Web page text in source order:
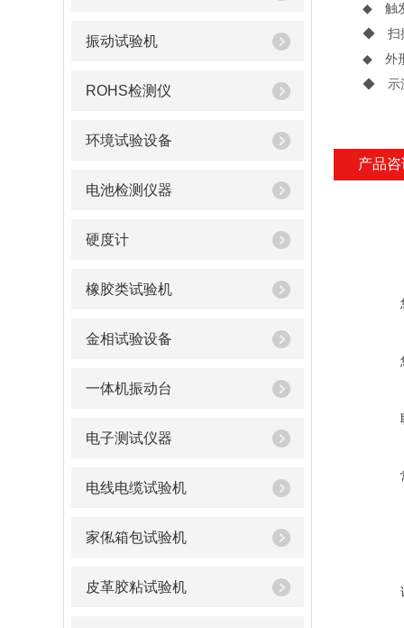
振动试验机
ROHS检测仪
环境试验设备
电池检测仪器
硬度计
橡胶类试验机
金相试验设备
一体机振动台
电子测试仪器
电线电缆试验机
家俬箱包试验机
皮革胶粘试验机
◆ 触发方
◆ 扫描方
◆ 外形尺
◆ 示波管
产品